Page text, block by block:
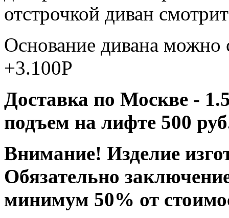
отстрочкой диван
Основание дивана можно
+3.100Р
Доставка по Москве -
подъем на лифте 500
Внимание! Изделие
Обязательно
минимум 50% от